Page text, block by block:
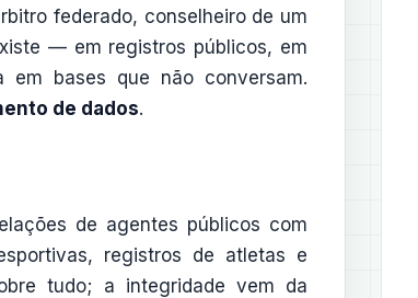
federado, conselheiro de um
— em registros públicos, em
em bases que não conversam.
de dados.
de agentes públicos com
registros de atletas e
tudo; a integridade vem da